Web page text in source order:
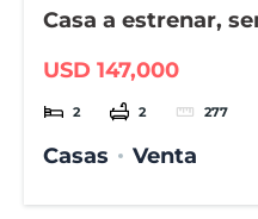
Casa a estrenar,
USD 147,000
2 2 277
Casas Venta